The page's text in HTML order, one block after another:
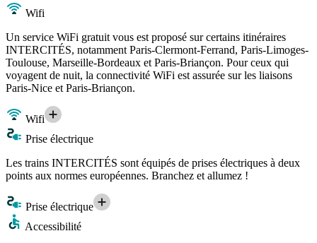
Wifi
Un service WiFi gratuit vous est proposé sur certains itinéraires
INTERCITÉS, notamment Paris-Clermont-Ferrand, Paris-Limoges-
Toulouse, Marseille-Bordeaux et Paris-Briançon. Pour ceux qui
voyagent de nuit, la connectivité WiFi est assurée sur les liaisons
Paris-Nice et Paris-Briançon.
Wifi
Prise électrique
Les trains INTERCITÉS sont équipés de prises électriques à deux
points aux normes européennes. Branchez et allumez !
Prise électrique
Accessibilité